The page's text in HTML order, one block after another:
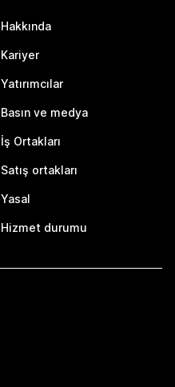
Hakkında
Kariyer
Yatırımcılar
Basın ve medya
İş Ortakları
Satış ortakları
Yasal
Hizmet durumu